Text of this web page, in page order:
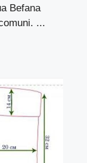
Befana
...